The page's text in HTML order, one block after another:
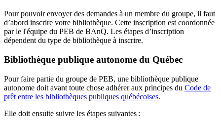
Pour pouvoir envoyer des demandes à un membre du groupe, il faut
d’abord inscrire votre bibliothèque. Cette inscription est coordonnée
par le l'équipe du PEB de BAnQ. Les étapes d’inscription
dépendent du type de bibliothèque à inscrire.
Bibliothèque publique autonome du Québec
Pour faire partie du groupe de PEB, une bibliothèque publique
autonome doit avant toute chose adhérer aux principes du Code de
prêt entre les bibliothèques publiques québécoises.
Elle doit ensuite suivre les étapes suivantes :